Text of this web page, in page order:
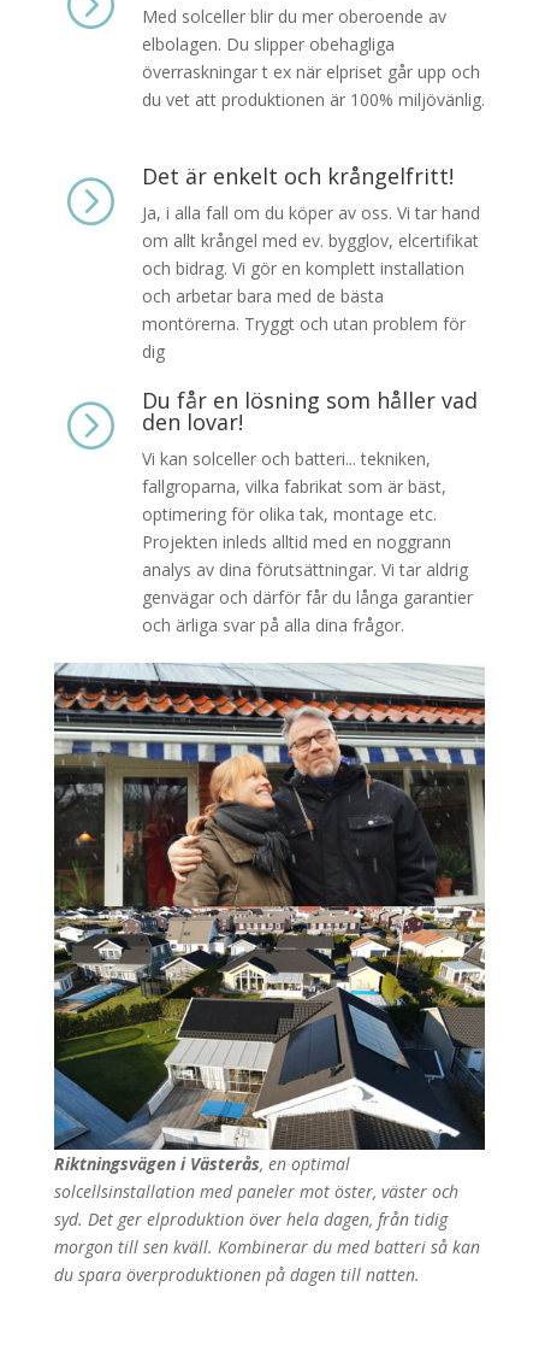
Med solceller blir du mer oberoende av
elbolagen. Du slipper obehagliga
överraskningar t ex när elpriset går upp och
du vet att produktionen är 100% miljövänlig.
= Det är enkelt och krångelfritt!
Ja, i alla fall om du köper av oss. Vi tar hand
om allt krångel med ev. bygglov, elcertifikat
och bidrag. Vi gör en komplett installation
och arbetar bara med de bästa
montörerna. Tryggt och utan problem för
dig
= Du får en lösning som håller vad
den lovar!
Vi kan solceller och batteri... tekniken,
fallgroparna, vilka fabrikat som är bäst,
optimering för olika tak, montage etc.
Projekten inleds alltid med en noggrann
analys av dina förutsättningar. Vi tar aldrig
genvägar och därför får du långa garantier
och ärliga svar på alla dina frågor.
Riktningsvägen i Västerås, en optimal
solcellsinstallation med paneler mot öster, väster och
syd. Det ger elproduktion över hela dagen, från tidig
morgon till sen kväll. Kombinerar du med batteri så kan
du spara överproduktionen på dagen till natten.